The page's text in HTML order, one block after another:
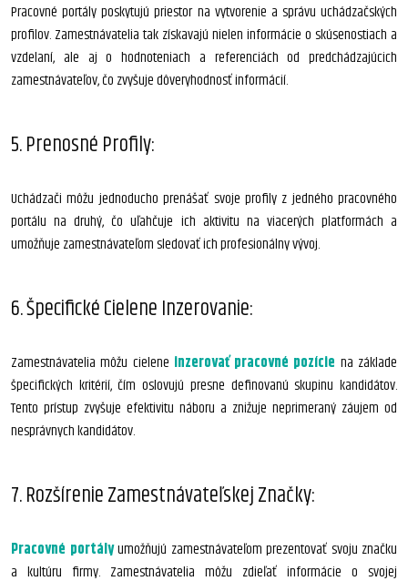
Pracovné portály poskytujú priestor na vytvorenie a správu uchádzačských
profilov. Zamestnávatelia tak získavajú nielen informácie o skúsenostiach a
vzdelaní, ale aj o hodnoteniach a referenciách od predchádzajúcich
zamestnávateľov, čo zvyšuje dôveryhodnosť informácií.
5. Prenosné Profily:
Uchádzači môžu jednoducho prenášať svoje profily z jedného pracovného
portálu na druhý, čo uľahčuje ich aktivitu na viacerých platformách a
umožňuje zamestnávateľom sledovať ich profesionálny vývoj.
6. Špecifické Cielene Inzerovanie:
Zamestnávatelia môžu cielene inzerovať pracovné pozície na základe
špecifických kritérií, čím oslovujú presne definovanú skupinu kandidátov.
Tento prístup zvyšuje efektivitu náboru a znižuje neprimeraný záujem od
nesprávnych kandidátov.
7. Rozšírenie Zamestnávateľskej Značky:
Pracovné portályumožňujú zamestnávateľom prezentovať svoju značku
a kultúru firmy. Zamestnávatelia môžu zdieľať informácie o svojej